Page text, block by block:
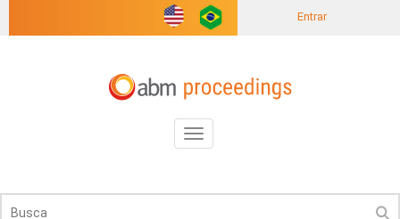
Entrar
Toggle
navigation